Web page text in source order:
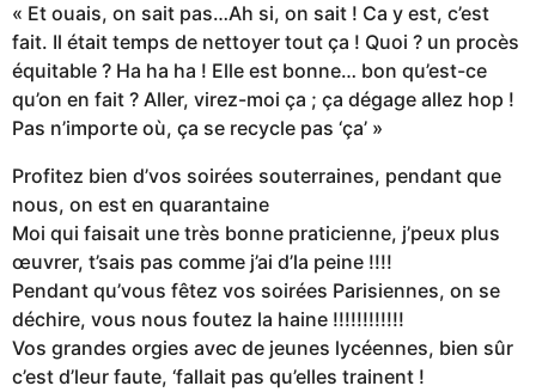
« Et ouais, on sait pas…Ah si, on sait ! Ca y est, c’est
fait. Il était temps de nettoyer tout ça ! Quoi ? un procès
équitable ? Ha ha ha ! Elle est bonne… bon qu’est-ce
qu’on en fait ? Aller, virez-moi ça ; ça dégage allez hop !
Pas n’importe où, ça se recycle pas ‘ça’ »
Profitez bien d’vos soirées souterraines, pendant que
nous, on est en quarantaine
Moi qui faisait une très bonne praticienne, j’peux plus
œuvrer, t’sais pas comme j’ai d’la peine !!!!
Pendant qu’vous fêtez vos soirées Parisiennes, on se
déchire, vous nous foutez la haine !!!!!!!!!!!!
Vos grandes orgies avec de jeunes lycéennes, bien sûr
c’est d’leur faute, ‘fallait pas qu’elles trainent !